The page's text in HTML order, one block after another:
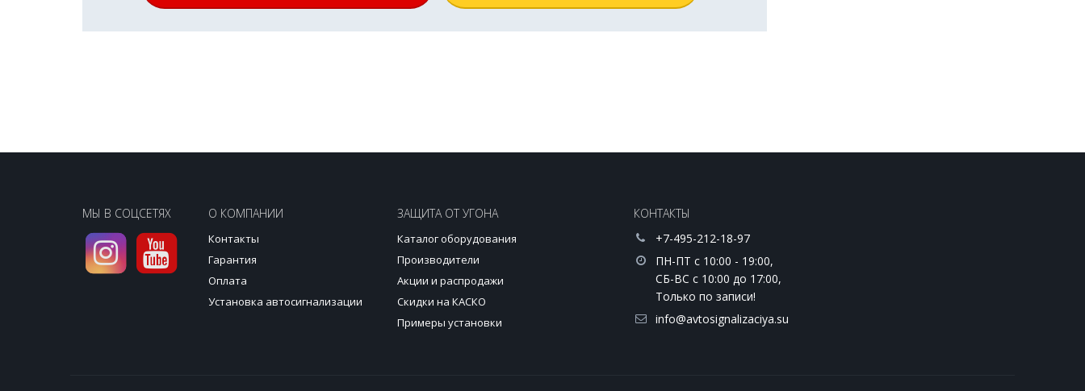
МЫ В СОЦСЕТЯХ О КОМПАНИИ
Контакты
Гарантия
Оплата
Установка автосигнализации
ЗАЩИТА ОТ УГОНА
Каталог оборудования
Производители
Акции и распродажи
Скидки на КАСКО
Примеры установки
КОНТАКТЫ
+7-495-212-18-97
ПН-ПТ с 10:00 - 19:00,
СБ-ВС с 10:00 до 17:00,
Только по записи!
info@avtosignalizaciya.su